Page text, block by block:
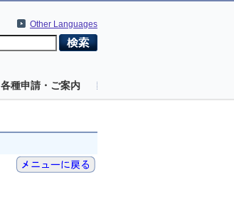
Other Languages
各種申請・ご案内